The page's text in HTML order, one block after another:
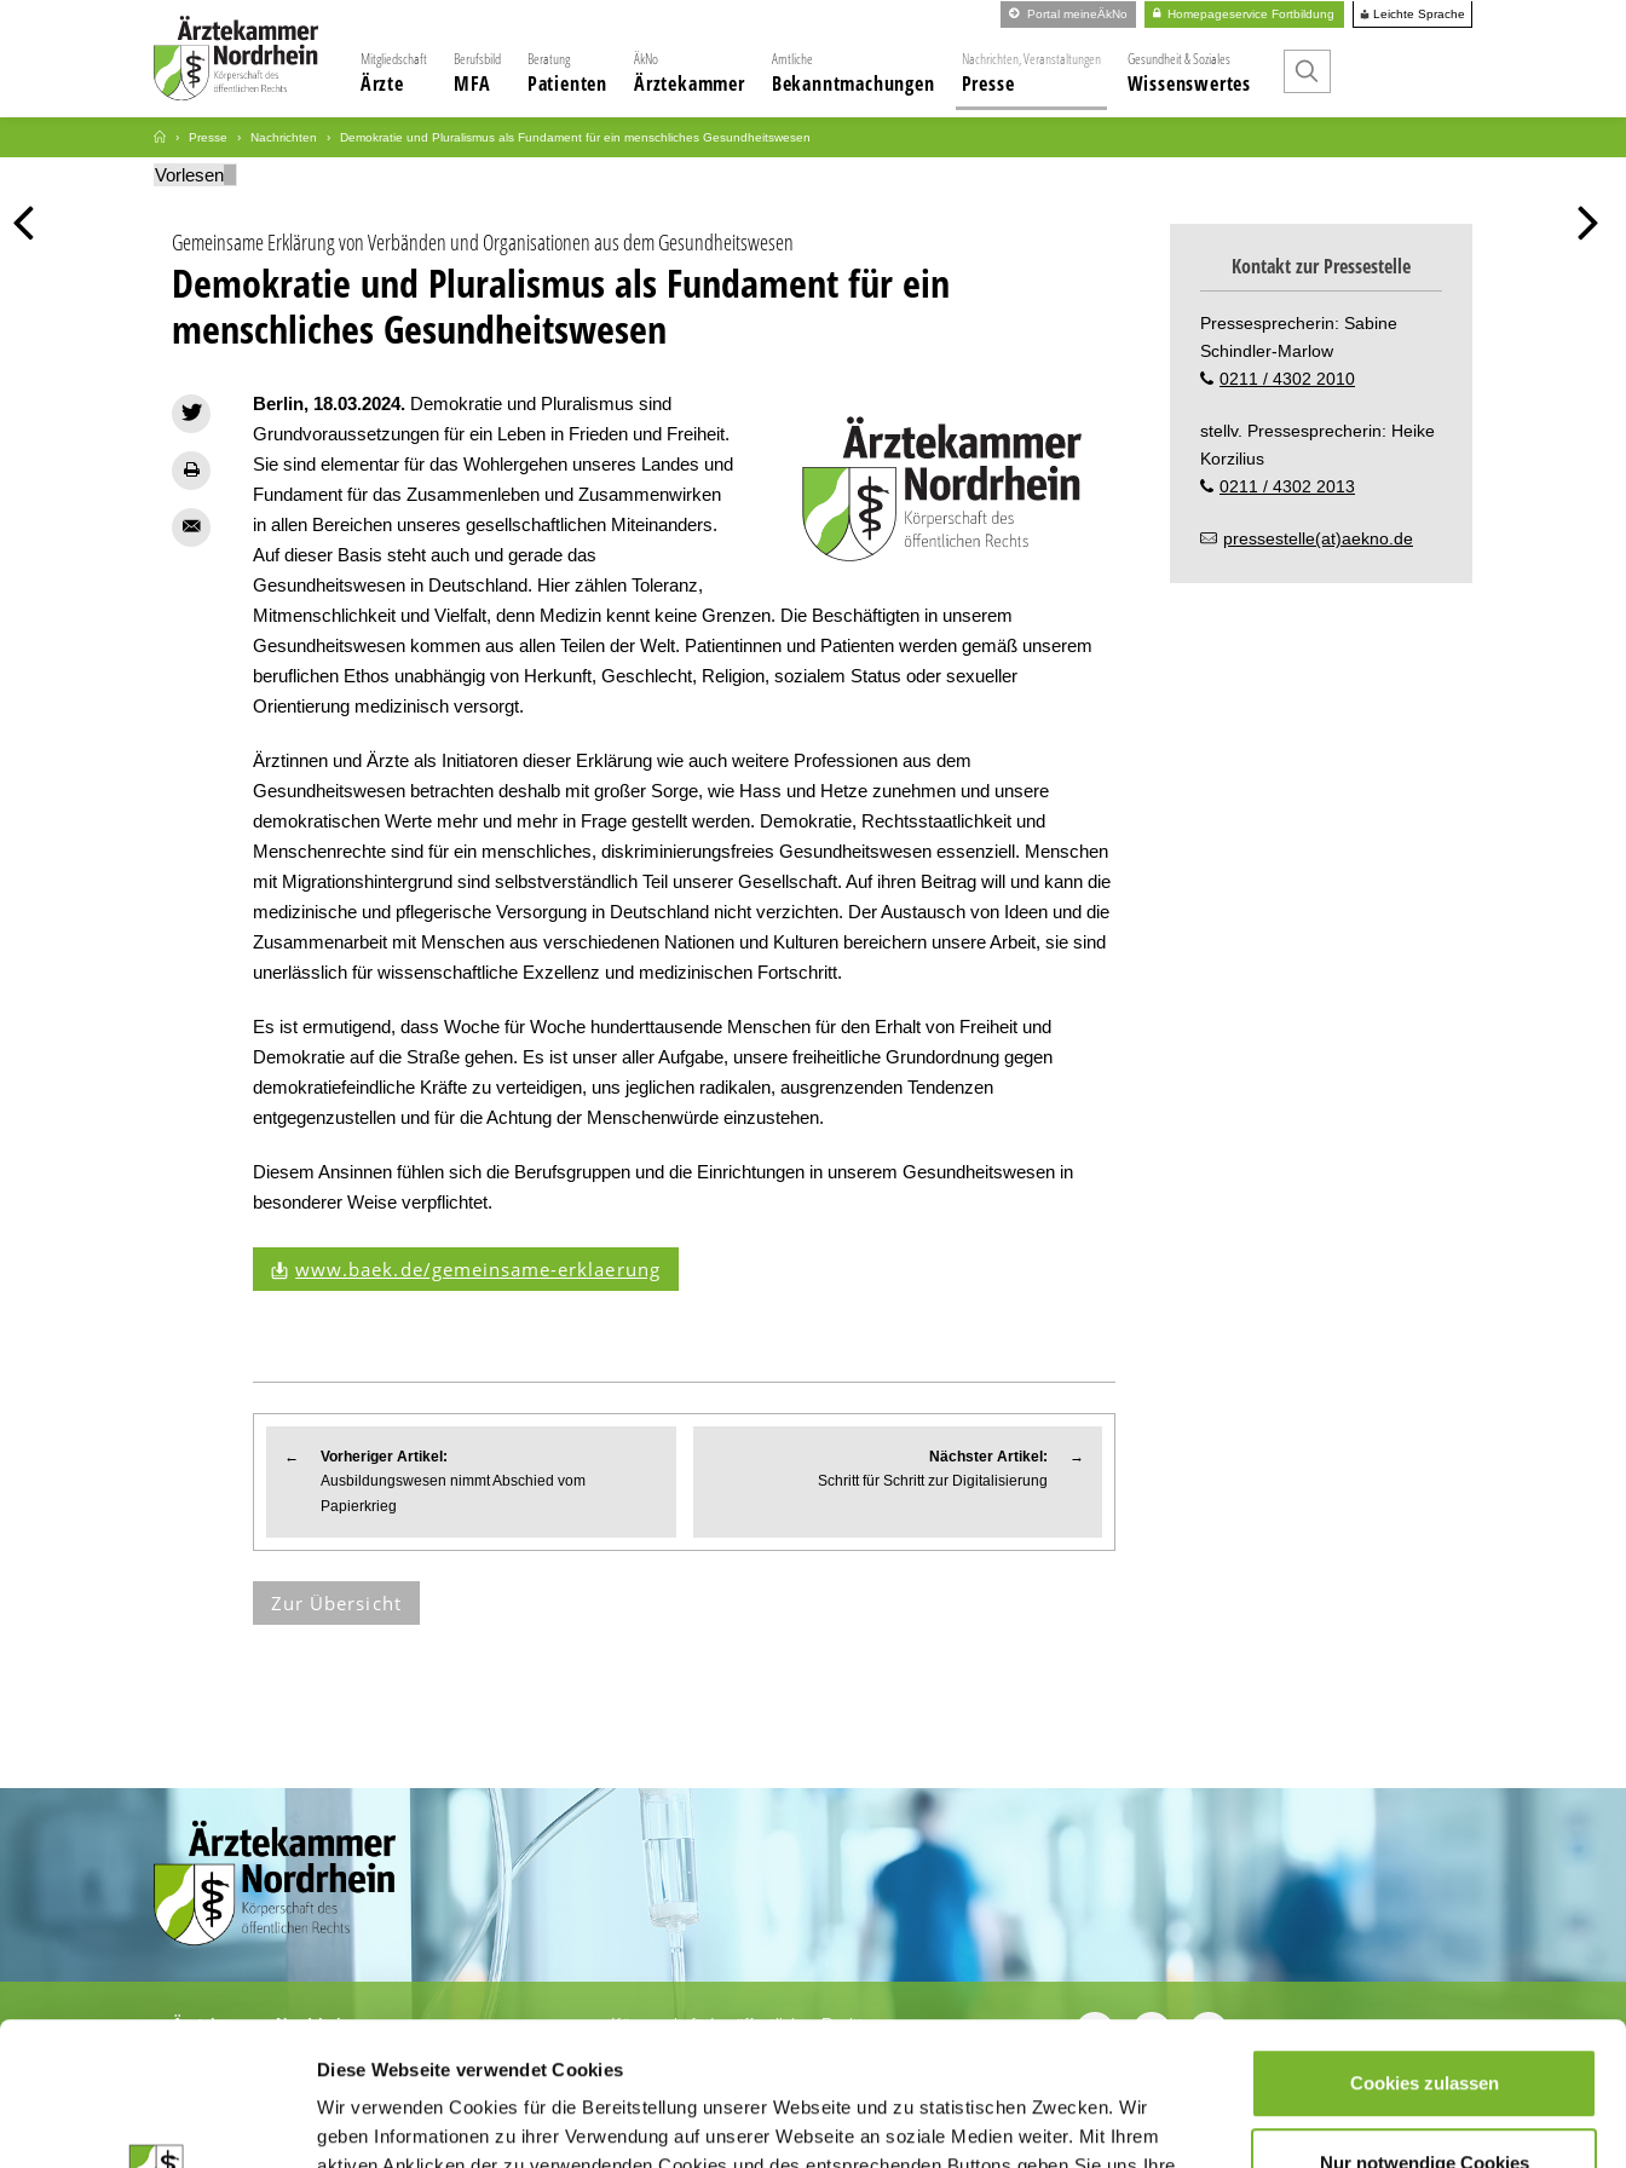
Diese Webseite verwendet Cookies
Wir verwenden Cookies für die Bereitstellung unserer Webseite und zu statistischen Zwecken. Wir
geben Informationen zu ihrer Verwendung auf unserer Webseite an soziale Medien weiter. Mit Ihrem
Cookies zulassen
Nur notwendige Cookies
Portal meineÄkNo Homepageservice Fortbildung Leichte Sprache
Mitgliedschaft
Ärzte
Berufsbild
MFA
Beratung
Patienten
ÄkNo
Ärztekammer
Amtliche
Bekanntmachungen
Nachrichten, Veranstaltungen
Presse
Gesundheit & Soziales
Wissenswertes
Presse Nachrichten Demokratie und Pluralismus als Fundament für ein menschliches Gesundheitswesen
Vorlesen
Gemeinsame Erklärung von Verbänden und Organisationen aus dem Gesundheitswesen
Demokratie und Pluralismus als Fundament für ein
menschliches Gesundheitswesen
Berlin, 18.03.2024. Demokratie und Pluralismus sind
Grundvoraussetzungen für ein Leben in Frieden und Freiheit.
Sie sind elementar für das Wohlergehen unseres Landes und
Fundament für das Zusammenleben und Zusammenwirken
in allen Bereichen unseres gesellschaftlichen Miteinanders.
Auf dieser Basis steht auch und gerade das
Gesundheitswesen in Deutschland. Hier zählen Toleranz,
Mitmenschlichkeit und Vielfalt, denn Medizin kennt keine Grenzen. Die Beschäftigten in unserem
Gesundheitswesen kommen aus allen Teilen der Welt. Patientinnen und Patienten werden gemäß unserem
beruflichen Ethos unabhängig von Herkunft, Geschlecht, Religion, sozialem Status oder sexueller
Orientierung medizinisch versorgt.
Ärztinnen und Ärzte als Initiatoren dieser Erklärung wie auch weitere Professionen aus dem
Gesundheitswesen betrachten deshalb mit großer Sorge, wie Hass und Hetze zunehmen und unsere
demokratischen Werte mehr und mehr in Frage gestellt werden. Demokratie, Rechtsstaatlichkeit und
Menschenrechte sind für ein menschliches, diskriminierungsfreies Gesundheitswesen essenziell. Menschen
mit Migrationshintergrund sind selbstverständlich Teil unserer Gesellschaft. Auf ihren Beitrag will und kann die
medizinische und pflegerische Versorgung in Deutschland nicht verzichten. Der Austausch von Ideen und die
Zusammenarbeit mit Menschen aus verschiedenen Nationen und Kulturen bereichern unsere Arbeit, sie sind
unerlässlich für wissenschaftliche Exzellenz und medizinischen Fortschritt.
Es ist ermutigend, dass Woche für Woche hunderttausende Menschen für den Erhalt von Freiheit und
Demokratie auf die Straße gehen. Es ist unser aller Aufgabe, unsere freiheitliche Grundordnung gegen
demokratiefeindliche Kräfte zu verteidigen, uns jeglichen radikalen, ausgrenzenden Tendenzen
entgegenzustellen und für die Achtung der Menschenwürde einzustehen.
Diesem Ansinnen fühlen sich die Berufsgruppen und die Einrichtungen in unserem Gesundheitswesen in
besonderer Weise verpflichtet.
www.baek.de/gemeinsame-erklaerung
←
Vorheriger Artikel:
Ausbildungswesen nimmt Abschied vom
Papierkrieg
→
Nächster Artikel:
Schritt für Schritt zur Digitalisierung
Zur Übersicht
Kontakt zur Pressestelle
Pressesprecherin: Sabine
Schindler-Marlow
0211 / 4302 2010
stellv. Pressesprecherin: Heike
Korzilius
0211 / 4302 2013
pressestelle(at)aekno.de
Ärztekammer Nordrhein
· Fax 0211 / 4302 2009
aerztekammer@aekno.de
Körperschaft des öffentlichen Rechts